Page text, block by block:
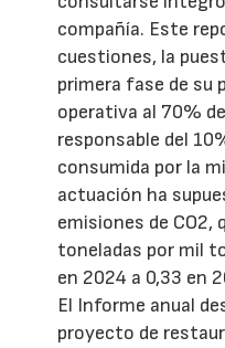
compañía. Este
cuestiones, la
primera fase de su
operativa al 70%
responsable del
consumida por la
actuación ha
emisiones de CO2,
toneladas por mil
en 2024 a 0,33 en
El Informe anual
proyecto de